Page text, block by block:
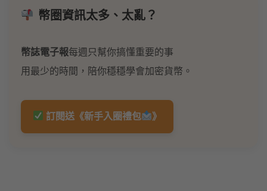
幣圈資訊太多、太亂？
幣誌電子報每週只幫你搞懂重要的事
用最少的時間，陪你穩穩學會加密貨幣。
訂閱送《新手入圈禮包 》